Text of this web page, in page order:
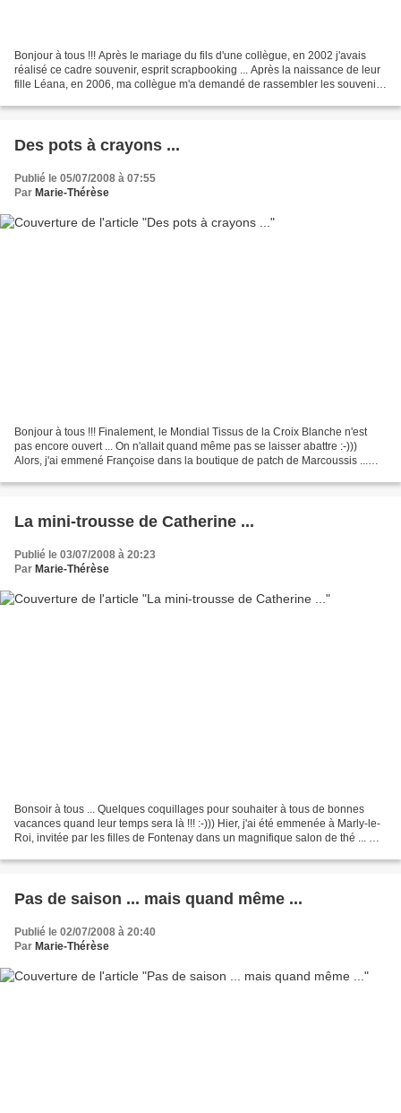
Bonjour à tous !!! Après le mariage du fils d'une collègue, en 2002 j'avais
réalisé ce cadre souvenir, esprit scrapbooking ... Après la naissance de leur
fille Léana, en 2006, ma collègue m'a demandé de rassembler les souvenirs
Des pots à crayons ...
Publié le 05/07/2008 à 07:55
Par Marie-Thérèse
Bonjour à tous !!! Finalement, le Mondial Tissus de la Croix Blanche n'est
pas encore ouvert ... On n'allait quand même pas se laisser abattre :-)))
Alors, j'ai emmené Françoise dans la boutique de patch de Marcoussis ...
La mini-trousse de Catherine ...
Publié le 03/07/2008 à 20:23
Par Marie-Thérèse
Bonsoir à tous ... Quelques coquillages pour souhaiter à tous de bonnes
vacances quand leur temps sera là !!! :-))) Hier, j'ai été emmenée à Marly-le-
Roi, invitée par les filles de Fontenay dans un magnifique salon de thé ... Un
Pas de saison ... mais quand même ...
Publié le 02/07/2008 à 20:40
Par Marie-Thérèse